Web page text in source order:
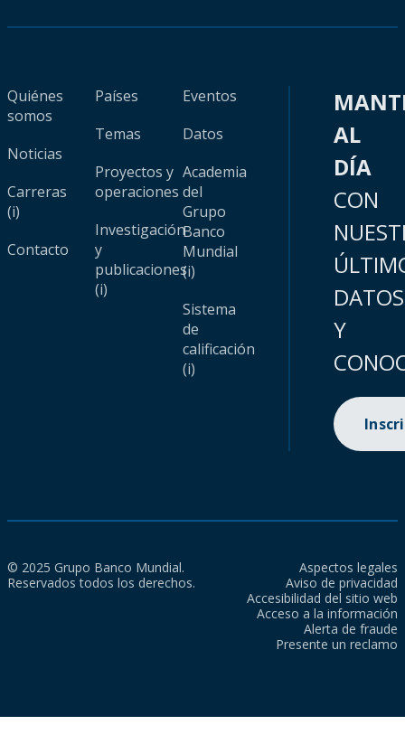
Quiénes
somos
Noticias
Carreras
(i)
Contacto
Países
Temas
Proyectos y
operaciones
Investigación
y
publicaciones
(i)
Eventos
Datos
Academia
del
Grupo
Banco
Mundial
(i)
Sistema
de
calificación
(i)
AL
DÍA
CON
DATOS
Y
© 2025 Grupo Banco Mundial.
Reservados todos los derechos.
Aspectos legales
Aviso de privacidad
Accesibilidad del sitio web
Acceso a la información
Alerta de fraude
Presente un reclamo